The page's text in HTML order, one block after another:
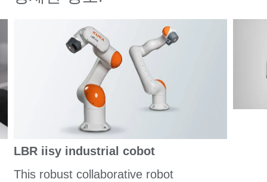
LBR iisy industrial cobot
This robust collaborative robot